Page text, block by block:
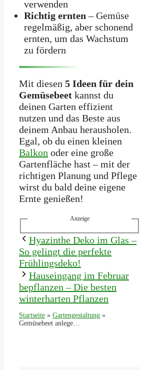
verwenden
Richtig ernten – Gemüse
regelmäßig, aber schonend
ernten, um das Wachstum
zu fördern
Mit diesen 5 Ideen für dein
Gemüsebeet kannst du
deinen Garten effizient
nutzen und das Beste aus
deinem Anbau herausholen.
Egal, ob du einen kleinen
Balkon oder eine große
Gartenfläche hast – mit der
richtigen Planung und Pflege
wirst du bald deine eigene
Ernte genießen!
Anzeige
Hyazinthe Deko im Glas –
So gelingt die perfekte
Frühlingsdeko!
Hauseingang im Februar
bepflanzen – Die besten
winterharten Pflanzen
Startseite » Gartengestaltung »